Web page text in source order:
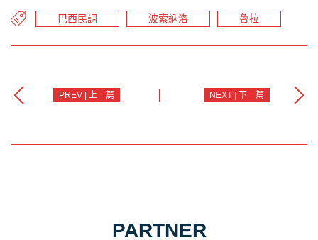
巴西民調 波索納洛 魯拉
PREV | 上一篇 NEXT | 下一篇
PARTNER